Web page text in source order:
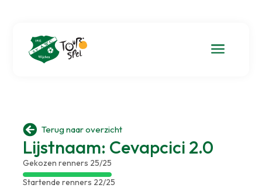
a
 Terug naar overzicht
Lijstnaam: Cevapcici 2.0
Gekozen renners 25/25
Startende renners 22/25